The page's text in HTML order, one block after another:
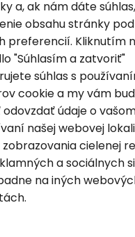
vo výrobkoch Lavylites
kvality!
a, ak nám dáte
obsahu stránky
preferencií. Kliknutím
"Súhlasím a zatvoriť"
súhlas s
cookie a my vám
údaje o
našej webovej
zobrazovania cielenej
a sociálnych
na iných